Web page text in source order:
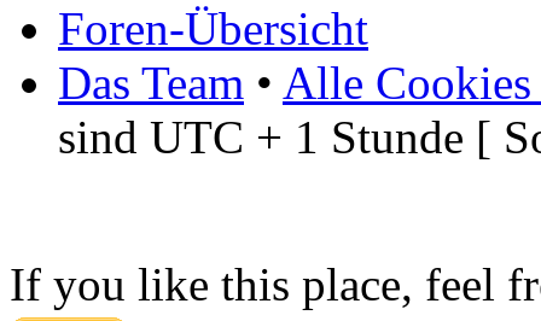
Foren-Übersicht
Das Team • Alle Cookies
sind UTC + 1 Stunde [
If you like this place, feel